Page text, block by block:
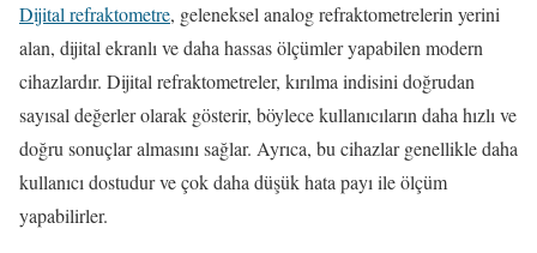
Dijital refraktometre, geleneksel analog refraktometrelerin yerini
alan, dijital ekranlı ve daha hassas ölçümler yapabilen modern
cihazlardır. Dijital refraktometreler, kırılma indisini doğrudan
sayısal değerler olarak gösterir, böylece kullanıcıların daha hızlı ve
doğru sonuçlar almasını sağlar. Ayrıca, bu cihazlar genellikle daha
kullanıcı dostudur ve çok daha düşük hata payı ile ölçüm
yapabilirler.